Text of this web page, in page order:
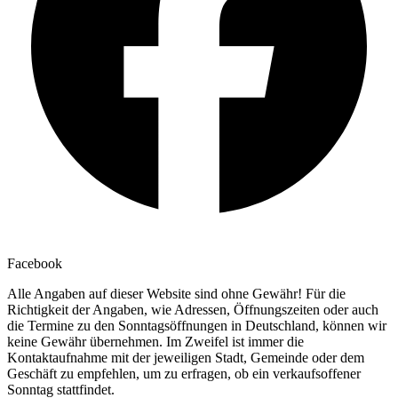
Facebook
Alle Angaben auf dieser Website sind ohne Gewähr! Für die
Richtigkeit der Angaben, wie Adressen, Öffnungszeiten oder auch
die Termine zu den Sonntagsöffnungen in Deutschland, können wir
keine Gewähr übernehmen. Im Zweifel ist immer die
Kontaktaufnahme mit der jeweiligen Stadt, Gemeinde oder dem
Geschäft zu empfehlen, um zu erfragen, ob ein verkaufsoffener
Sonntag stattfindet.